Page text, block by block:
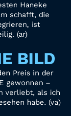
Haneke
schafft, die
ist
(ar)
BILD
Preis in der
gewonnen –
verliebt, als ich
habe. (va)